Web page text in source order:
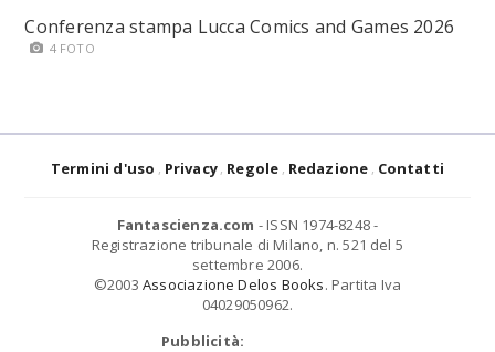
Conferenza stampa Lucca Comics and Games 2026
4 FOTO
Termini d'uso Privacy Regole Redazione Contatti
Fantascienza.com - ISSN 1974-8248 -
Registrazione tribunale di Milano, n. 521 del 5
settembre 2006.
©2003 Associazione Delos Books. Partita Iva
04029050962.
Pubblicità: